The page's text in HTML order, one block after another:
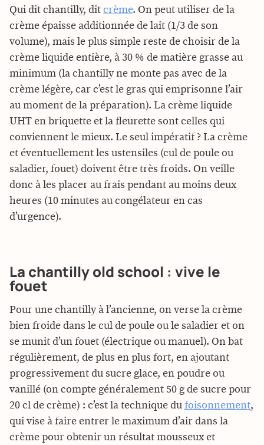
Qui dit chantilly, dit crème. On peut utiliser de la
crème épaisse additionnée de lait (1/3 de son
volume), mais le plus simple reste de choisir de la
crème liquide entière, à 30 % de matière grasse au
minimum (la chantilly ne monte pas avec de la
crème légère, car c’est le gras qui emprisonne l’air
au moment de la préparation). La crème liquide
UHT en briquette et la fleurette sont celles qui
conviennent le mieux. Le seul impératif ? La crème
et éventuellement les ustensiles (cul de poule ou
saladier, fouet) doivent être très froids. On veille
donc à les placer au frais pendant au moins deux
heures (10 minutes au congélateur en cas
d’urgence).
La chantilly old school : vive le
fouet
Pour une chantilly à l’ancienne, on verse la crème
bien froide dans le cul de poule ou le saladier et on
se munit d’un fouet (électrique ou manuel). On bat
régulièrement, de plus en plus fort, en ajoutant
progressivement du sucre glace, en poudre ou
vanillé (on compte généralement 50 g de sucre pour
20 cl de crème) : c’est la technique du foisonnement,
qui vise à faire entrer le maximum d’air dans la
crème pour obtenir un résultat mousseux et